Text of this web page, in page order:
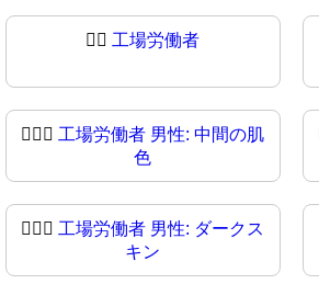
👨‍⚖ 工場労働者
👨🏽‍⚖️ 工場労働者 男性: 中間の肌
色
👨🏿‍⚖ 工場労働者 男性: ダークス
キン